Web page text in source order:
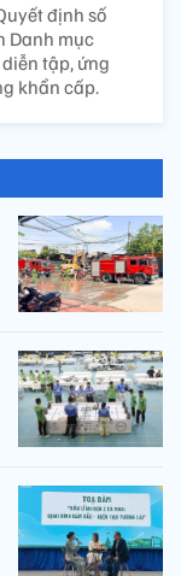
định số
Danh mục
tập, ứng
khẩn cấp.